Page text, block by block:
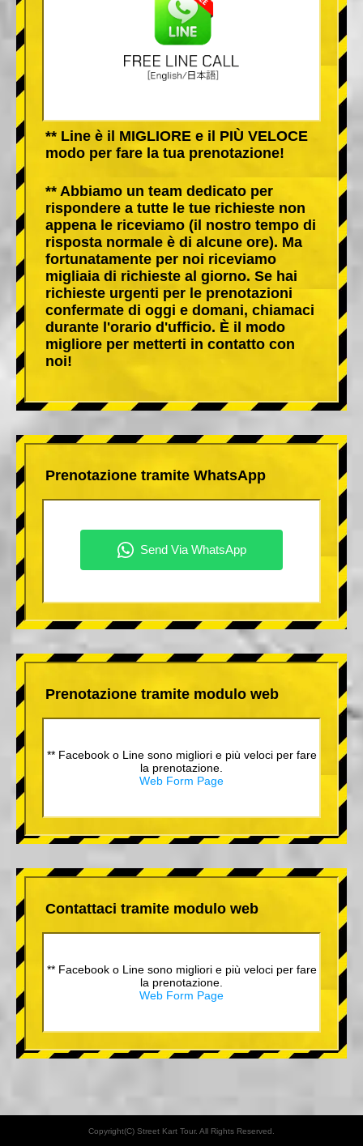
** Line è il MIGLIORE e il PIÙ VELOCE
modo per fare la tua prenotazione!
** Abbiamo un team dedicato per
rispondere a tutte le tue richieste non
appena le riceviamo (il nostro tempo di
risposta normale è di alcune ore). Ma
fortunatamente per noi riceviamo
migliaia di richieste al giorno. Se hai
richieste urgenti per le prenotazioni
confermate di oggi e domani, chiamaci
durante l'orario d'ufficio. È il modo
migliore per metterti in contatto con
noi!
Prenotazione tramite WhatsApp
Prenotazione tramite modulo web
** Facebook o Line sono migliori e più veloci per fare
la prenotazione.
Web Form Page
Contattaci tramite modulo web
** Facebook o Line sono migliori e più veloci per fare
la prenotazione.
Web Form Page
Copyright(C) Street Kart Tour. All Rights Reserved.